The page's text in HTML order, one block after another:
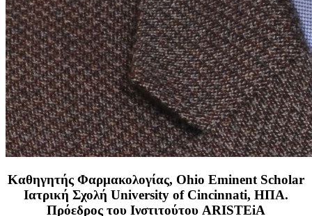
Καθηγητής Φαρμακολογίας, Ohio Eminent Scholar
Ιατρική Σχολή University of Cincinnati, ΗΠΑ.
Πρόεδρος του Ινστιτούτου ARISTEiA